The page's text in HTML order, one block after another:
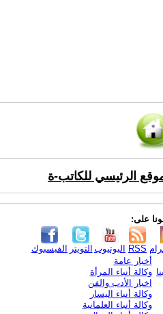
الرئيسي للكاتب-ة
على:
الفيسبوك التويتر اليوتيوب RSS
أخبار عامة
وكالة أنباء المرأة
اخبار الأدب والفن
وكالة أنباء اليسار
وكالة أنباء العلمانية